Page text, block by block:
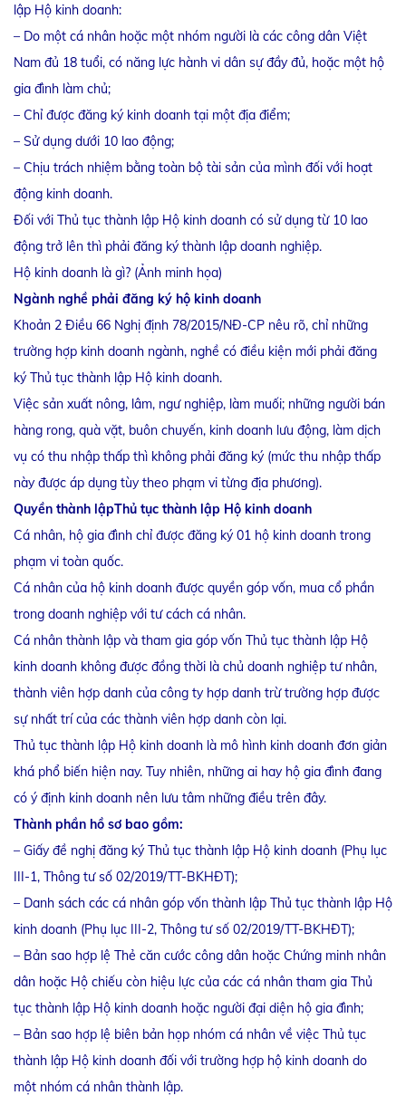
lập Hộ kinh doanh:
– Do một cá nhân hoặc một nhóm người là các công dân Việt
Nam đủ 18 tuổi, có năng lực hành vi dân sự đầy đủ, hoặc một hộ
gia đình làm chủ;
– Chỉ được đăng ký kinh doanh tại một địa điểm;
– Sử dụng dưới 10 lao động;
– Chịu trách nhiệm bằng toàn bộ tài sản của mình đối với hoạt
động kinh doanh.
Đối với Thủ tục thành lập Hộ kinh doanh có sử dụng từ 10 lao
động trở lên thì phải đăng ký thành lập doanh nghiệp.
Hộ kinh doanh là gì? (Ảnh minh họa)
Ngành nghề phải đăng ký hộ kinh doanh
Khoản 2 Điều 66 Nghị định 78/2015/NĐ-CP nêu rõ, chỉ những
trường hợp kinh doanh ngành, nghề có điều kiện mới phải đăng
ký Thủ tục thành lập Hộ kinh doanh.
Việc sản xuất nông, lâm, ngư nghiệp, làm muối; những người bán
hàng rong, quà vặt, buôn chuyến, kinh doanh lưu động, làm dịch
vụ có thu nhập thấp thì không phải đăng ký (mức thu nhập thấp
này được áp dụng tùy theo phạm vi từng địa phương).
Quyền thành lậpThủ tục thành lập Hộ kinh doanh
Cá nhân, hộ gia đình chỉ được đăng ký 01 hộ kinh doanh trong
phạm vi toàn quốc.
Cá nhân của hộ kinh doanh được quyền góp vốn, mua cổ phần
trong doanh nghiệp với tư cách cá nhân.
Cá nhân thành lập và tham gia góp vốn Thủ tục thành lập Hộ
kinh doanh không được đồng thời là chủ doanh nghiệp tư nhân,
thành viên hợp danh của công ty hợp danh trừ trường hợp được
sự nhất trí của các thành viên hợp danh còn lại.
Thủ tục thành lập Hộ kinh doanh là mô hình kinh doanh đơn giản
khá phổ biến hiện nay. Tuy nhiên, những ai hay hộ gia đình đang
có ý định kinh doanh nên lưu tâm những điều trên đây.
Thành phần hồ sơ bao gồm:
– Giấy đề nghị đăng ký Thủ tục thành lập Hộ kinh doanh (Phụ lục
III-1, Thông tư số 02/2019/TT-BKHĐT);
– Danh sách các cá nhân góp vốn thành lập Thủ tục thành lập Hộ
kinh doanh (Phụ lục III-2, Thông tư số 02/2019/TT-BKHĐT);
– Bản sao hợp lệ Thẻ căn cước công dân hoặc Chứng minh nhân
dân hoặc Hộ chiếu còn hiệu lực của các cá nhân tham gia Thủ
tục thành lập Hộ kinh doanh hoặc người đại diện hộ gia đình;
– Bản sao hợp lệ biên bản họp nhóm cá nhân về việc Thủ tục
thành lập Hộ kinh doanh đối với trường hợp hộ kinh doanh do
một nhóm cá nhân thành lập.